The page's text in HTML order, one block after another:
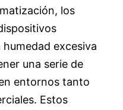
los
excesiva
una serie de
entornos tanto
Estos